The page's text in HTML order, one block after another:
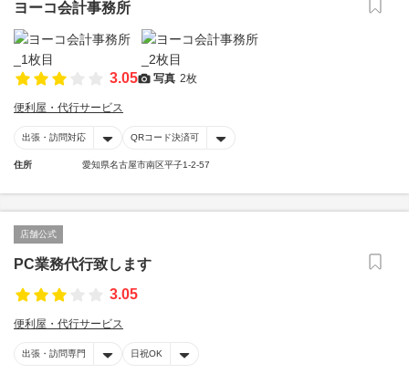
ヨーコ会計事務所
3.05 写真 2枚
便利屋・代行サービス
出張・訪問対応 QRコード決済可
住所 愛知県名古屋市南区平子1-2-57
店舗公式
PC業務代行致します
3.05
便利屋・代行サービス
出張・訪問専門 日祝OK